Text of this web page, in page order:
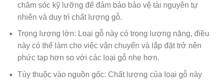
chăm sóc kỹ lưỡng để đảm bảo bảo vệ tài nguyên tự
nhiên và duy trì chất lượng gỗ.
Trọng lượng lớn: Loại gỗ này có trọng lượng nặng, điều
này có thể làm cho việc vận chuyển và lắp đặt trở nên
phức tạp hơn so với các loại gỗ nhẹ hơn.
Tùy thuộc vào nguồn gốc: Chất lượng của loại gỗ này